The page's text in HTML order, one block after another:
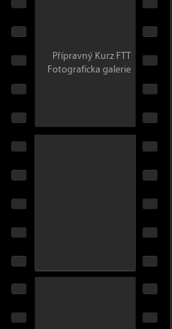
Přípravný Kurz FTT
Fotograficka galerie